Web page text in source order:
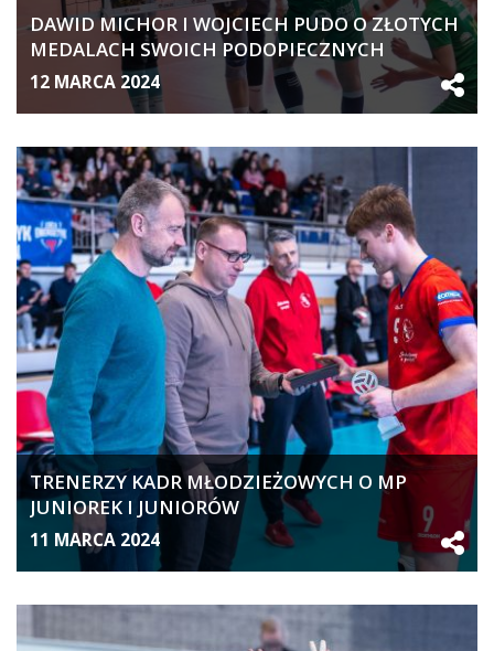
DAWID MICHOR I WOJCIECH PUDO O ZŁOTYCH
MEDALACH SWOICH PODOPIECZNYCH
12 MARCA 2024
TRENERZY KADR MŁODZIEŻOWYCH O MP
JUNIOREK I JUNIORÓW
11 MARCA 2024